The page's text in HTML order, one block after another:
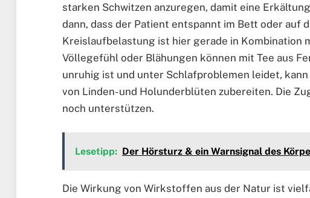
starken Schwitzen anzuregen, damit eine
dann, dass der Patient entspannt im Bett oder auf
Kreislaufbelastung ist hier gerade in Kombination
Völlegefühl oder Blähungen können mit Tee aus
unruhig ist und unter Schlafproblemen leidet,
von Linden- und Holunderblüten zubereiten. Die
noch unterstützen.
Lesetipp: Der Hörsturz & ein Warnsignal des
Die Wirkung von Wirkstoffen aus der Natur ist